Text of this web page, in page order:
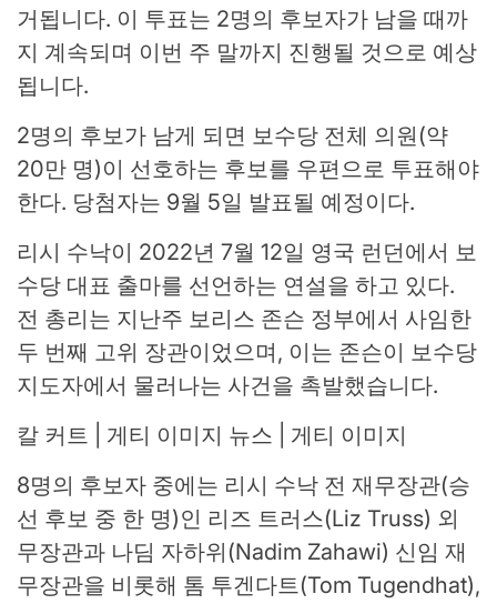
거됩니다. 이 투표는 2명의 후보자가 남을 때까
지 계속되며 이번 주 말까지 진행될 것으로 예상
됩니다.
2명의 후보가 남게 되면 보수당 전체 의원(약
20만 명)이 선호하는 후보를 우편으로 투표해야
한다. 당첨자는 9월 5일 발표될 예정이다.
리시 수낙이 2022년 7월 12일 영국 런던에서 보
수당 대표 출마를 선언하는 연설을 하고 있다.
전 총리는 지난주 보리스 존슨 정부에서 사임한
두 번째 고위 장관이었으며, 이는 존슨이 보수당
지도자에서 물러나는 사건을 촉발했습니다.
칼 커트 | 게티 이미지 뉴스 | 게티 이미지
8명의 후보자 중에는 리시 수낙 전 재무장관(승
선 후보 중 한 명)인 리즈 트러스(Liz Truss) 외
무장관과 나딤 자하위(Nadim Zahawi) 신임 재
무장관을 비롯해 톰 투겐다트(Tom Tugendhat),